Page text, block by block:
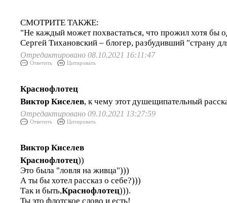
СМОТРИТЕ ТАКЖЕ:
"Не каждый может похвастаться, что прожил хотя бы
Сергей Тихановский – блогер, разбудивший "страну
Отредактировано 08.10.2021 16:11:47
Ответить Цитировать
Краснофлотец
Виктор Киселев, к чему этот душещипательный
Отредактировано 09.10.2021 13:27:59
Ответить Цитировать
Виктор Киселев
Краснофлотец))
Это была "ловля на живца")))
А ты бы хотел рассказ о себе?)))
Так и быть,Краснофлотец))).
Ты это флотское слово и есть!